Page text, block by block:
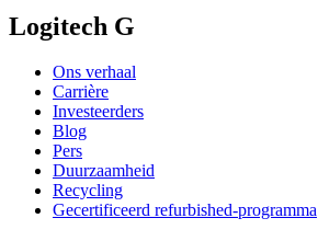
Logitech G
Ons verhaal
Carrière
Investeerders
Blog
Pers
Duurzaamheid
Recycling
Gecertificeerd refurbished-programma